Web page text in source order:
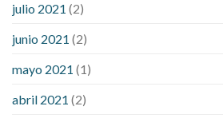
julio 2021 (2)
junio 2021 (2)
mayo 2021 (1)
abril 2021 (2)